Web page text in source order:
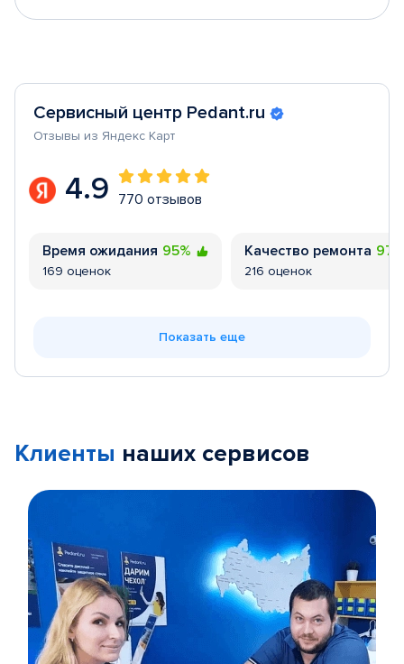
Сервисный центр Pedant.ru
Отзывы из Яндекс Карт
4.9 770 отзывов
Время ожидания 95%
169 оценок
Качество ремонта
216 оценок
Показать еще
Клиенты наших сервисов